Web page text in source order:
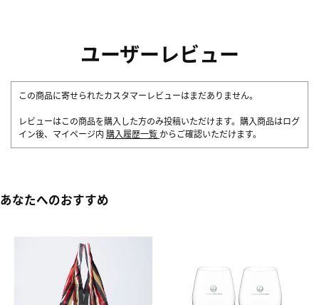
ユーザーレビュー
この商品に寄せられたカスタマーレビューはまだありません。
レビューはこの商品を購入した方のみ投稿いただけます。購入商品はログ
イン後、マイページ内 購入履歴一覧 からご確認いただけます。
あなたへのおすすめ